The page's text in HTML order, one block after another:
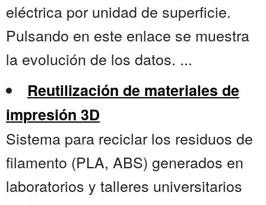
eléctrica por unidad de superficie.
Pulsando en este enlace se muestra
la evolución de los datos. ...
Reutilización de materiales de
impresión 3D
Sistema para reciclar los residuos de
filamento (PLA, ABS) generados en
laboratorios y talleres universitarios